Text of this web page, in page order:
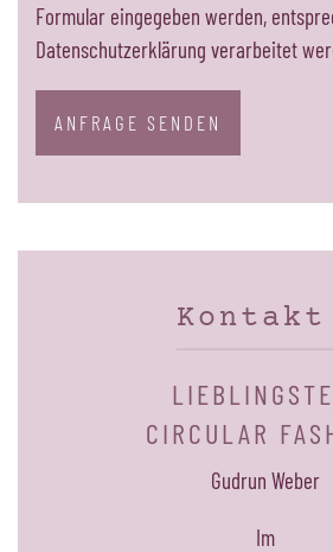
Formular eingegeben werden,
Datenschutzerklärung verarbeitet
ANFRAGE SENDEN
Kontakt
CIRCULAR
Gudrun Weber
Im